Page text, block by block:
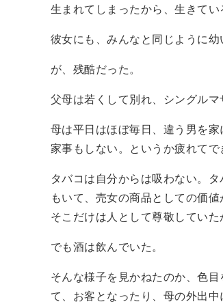
生まれてしまったから、生きてい
彼女にも、みんなと同じように幼
が、残酷だった。
父母は若くして別れ、シングルマ
母は平日はほぼ毎日、違う男を
家事もしない。というか疲れてで
タバコは自分からは吸わない。
もいて、売女の商品としての価値
そこだけは人として尊敬していた
でも酒は飲んでいた。
そんな様子を見かねたのか、色
て、お客となったり、母の外出